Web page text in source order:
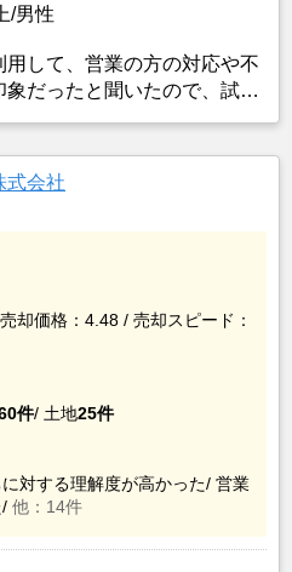
/男性
して、営業の方の対応や不
だったと聞いたので、試し
式会社
却価格：4.48 / 売却スピード：
件/ 土地25件
対する理解度が高かった/ 営業
他：14件